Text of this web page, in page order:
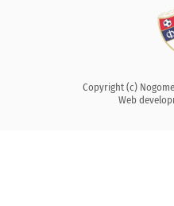
Copyright (c)
Web